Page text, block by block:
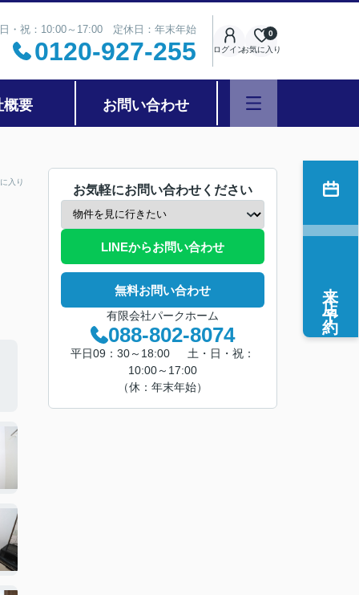
・祝：10:00～17:00 定休日：年末年始
0120-927-255 ログインお気に入り
0
概要 お問い合わせ
入り
お気軽にお問い合わせください
LINEからお問い合わせ
無料お問い合わせ
有限会社パークホーム
088-802-8074
平日09：30～18:00 土・日・祝：
10:00～17:00
（休：年末年始）
来店予約